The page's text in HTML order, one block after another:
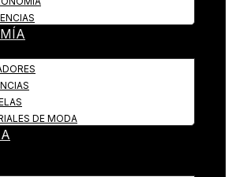
DE MODA